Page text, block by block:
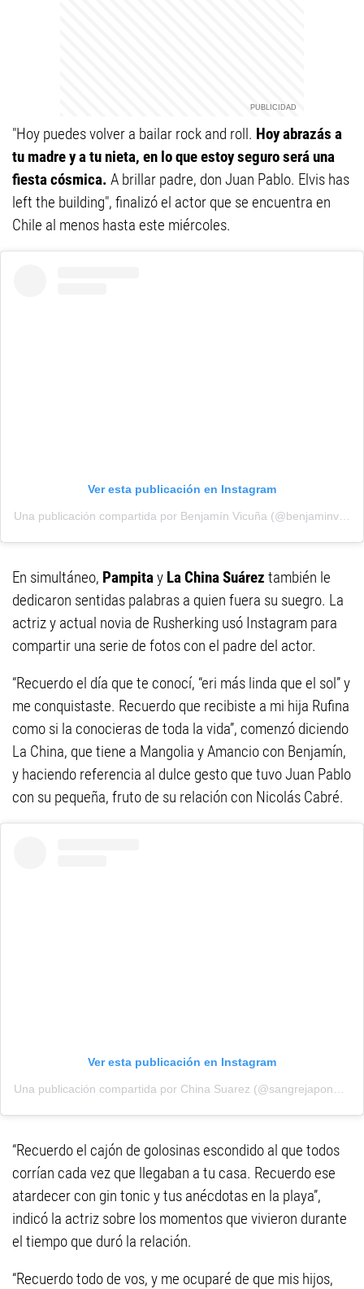
"Hoy puedes volver a bailar rock and roll. Hoy abrazás a
tu madre y a tu nieta, en lo que estoy seguro será una
fiesta cósmica. A brillar padre, don Juan Pablo. Elvis has
left the building", finalizó el actor que se encuentra en
Chile al menos hasta este miércoles.
Ver esta publicación en Instagram
Una publicación compartida por Benjamín Vicuña (@benjaminvicuna.ok)
En simultáneo, Pampitay La China Suárez también le
dedicaron sentidas palabras a quien fuera su suegro. La
actriz y actual novia de Rusherking usó Instagram para
compartir una serie de fotos con el padre del actor.
“Recuerdo el día que te conocí, “eri más linda que el sol” y
me conquistaste. Recuerdo que recibiste a mi hija Rufina
como si la conocieras de toda la vida”, comenzó diciendo
La China, que tiene a Mangolia y Amancio con Benjamín,
y haciendo referencia al dulce gesto que tuvo Juan Pablo
con su pequeña, fruto de su relación con Nicolás Cabré.
Ver esta publicación en Instagram
“Recuerdo el cajón de golosinas escondido al que todos
corrían cada vez que llegaban a tu casa. Recuerdo ese
atardecer con gin tonic y tus anécdotas en la playa”,
indicó la actriz sobre los momentos que vivieron durante
el tiempo que duró la relación.
“Recuerdo todo de vos, y me ocuparé de que mis hijos,